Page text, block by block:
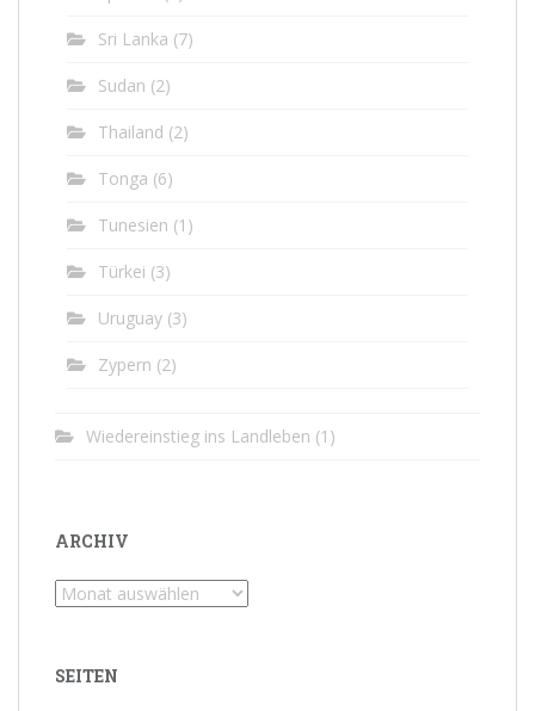
Sri Lanka (7)
Sudan (2)
Thailand (2)
Tonga (6)
Tunesien (1)
Türkei (3)
Uruguay (3)
Zypern (2)
Wiedereinstieg ins Landleben (1)
ARCHIV
Archiv
SEITEN